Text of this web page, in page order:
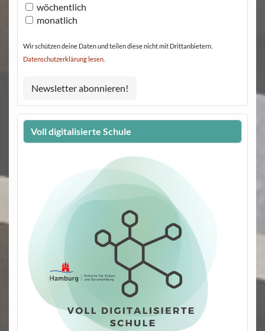
wöchentlich
monatlich
Wir schützen deine Daten und teilen diese nicht mit Drittanbietern.
Datenschutzerklärung lesen.
Voll digitalisierte Schule